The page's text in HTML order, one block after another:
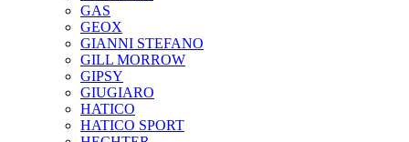
GAS
GEOX
GIANNI STEFANO
GILL MORROW
GIPSY
GIUGIARO
HATICO
HATICO SPORT